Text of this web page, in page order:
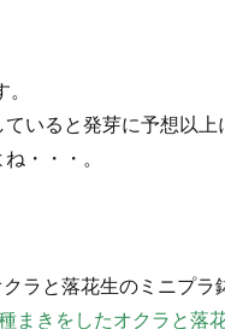
いると発芽に予想以上
・・・。
ラと落花生のミニプラ
まきをしたオクラと落